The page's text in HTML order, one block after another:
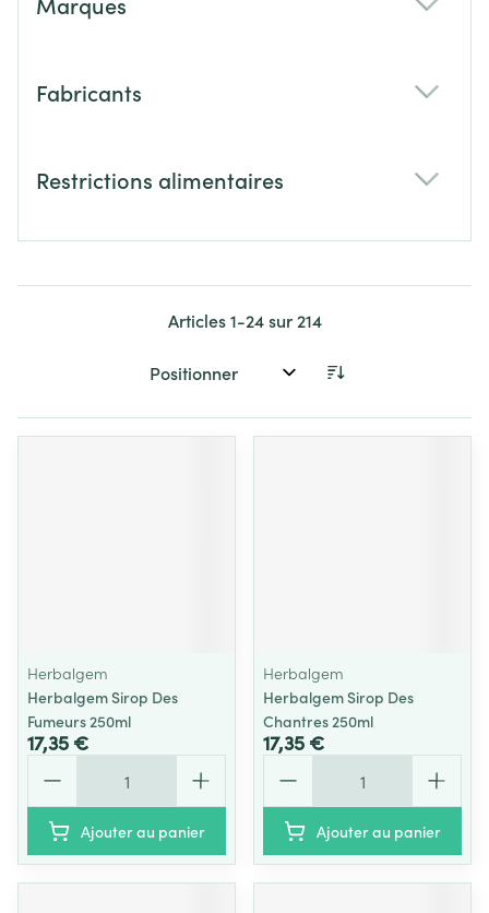
Fabricants
Restrictions alimentaires
Articles1-24sur 214
Trier par:
Herbalgem
Herbalgem Sirop Des
Fumeurs 250ml
17,35 €
Ajouter au panier
Herbalgem
Herbalgem Sirop Des
Chantres 250ml
17,35 €
Ajouter au panier